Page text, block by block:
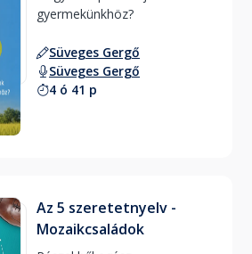
Süveges Gergő
Süveges Gergő
4 ó 41 p
Az 5 szeretetnyelv -
Mozaikcsaládok